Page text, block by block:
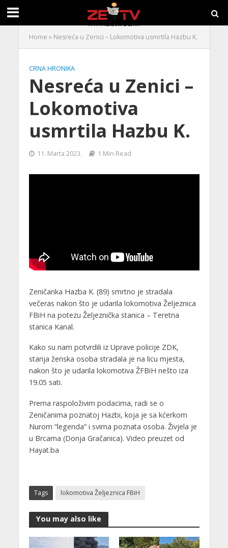
Home » Nesreća u Zenici – Lokomotiva usmrtila Hazbu K.
CRNA HRONIKA
Nesreća u Zenici –
Lokomotiva
usmrtila Hazbu K.
11. Marta 2023. 1 Min Read
Zeničanka Hazba K. (89) smrtno je stradala
večeras nakon što je udarila lokomotiva Željeznica
FBiH na potezu Željeznička stanica – Teretna
stanica Kanal.
Kako su nam potvrdili iz Uprave policije ZDK,
starija ženska osoba stradala je na licu mjesta,
nakon što je udarila lokomotiva ŽFBiH nešto iza
19.05 sati.
Prema raspoloživim podacima, radi se o
Zeničanima poznatoj Hazbi, koja je sa kćerkom
Nurom “legenda” i svima poznata osoba. Živjela je
u Brcama (Donja Gračanica). Video preuzet od
Hayat.ba
Tags lokomotiva Željeznica FBiH
You may also like